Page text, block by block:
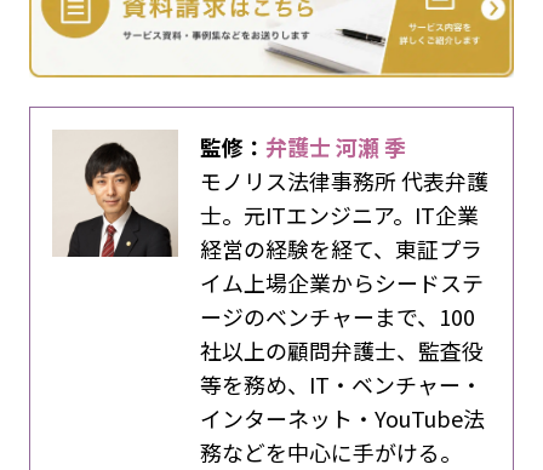
監修：弁護士 河瀬 季
モノリス法律事務所 代表弁護
士。元ITエンジニア。IT企業
経営の経験を経て、東証プラ
イム上場企業からシードステ
ージのベンチャーまで、100
社以上の顧問弁護士、監査役
等を務め、IT・ベンチャー・
インターネット・YouTube法
務などを中心に手がける。